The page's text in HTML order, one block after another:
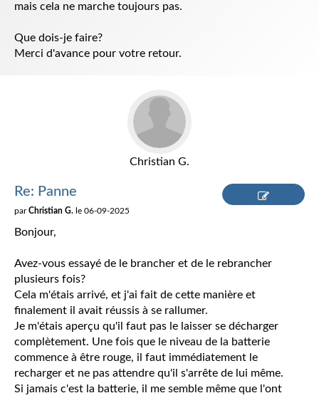
mais cela ne marche toujours pas.
Que dois-je faire?
Merci d'avance pour votre retour.
Christian G.
Re: Panne
parChristian G. le 06-09-2025
Bonjour,
Avez-vous essayé de le brancher et de le rebrancher
plusieurs fois?
Cela m'étais arrivé, et j'ai fait de cette manière et
finalement il avait réussis à se rallumer.
Je m'étais aperçu qu'il faut pas le laisser se décharger
complètement. Une fois que le niveau de la batterie
commence à être rouge, il faut immédiatement le
recharger et ne pas attendre qu'il s'arrête de lui même.
Si jamais c'est la batterie, il me semble même que l'ont